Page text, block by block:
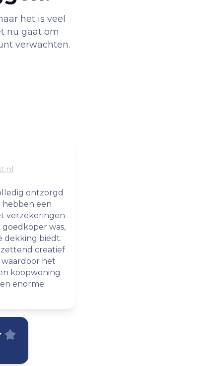
het is veel
nu gaat om
verwachten.
ontzorgd
hebben een
verzekeringen
was,
dekking biedt.
creatief
waardoor het
koopwoning
enorme